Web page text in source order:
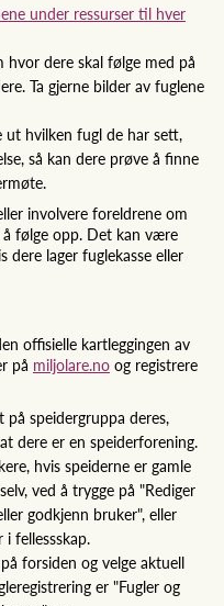
under ressurser til hver
dere skal følge med på
Ta gjerne bilder av fuglene
ut hvilken fugl de har sett,
så kan dere prøve å finne
involvere foreldrene om
følge opp. Det kan være
dere lager fuglekasse eller
offisielle kartleggingen av
på miljolare.no og registrere
speidergruppa deres,
dere er en speiderforening.
hvis speiderne er gamle
ved å trygge på "Rediger
godkjenn bruker", eller
i fellessskap.
forsiden og velge aktuell
er "Fugler og